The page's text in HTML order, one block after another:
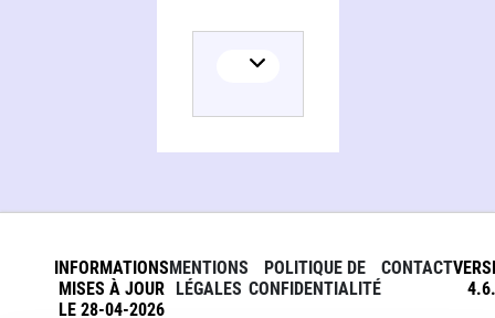
INFORMATIONS
MISES À JOUR
LE 28-04-2026
MENTIONS
LÉGALES
POLITIQUE DE
CONFIDENTIALITÉ
CONTACT